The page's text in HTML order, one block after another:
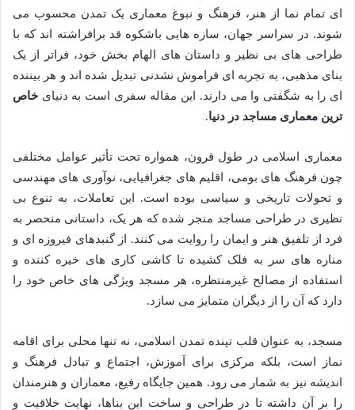
ای تمام نما از هنر، فرهنگ و نبوغ معماری یک تمدن محسوب می
شوند. در سراسر جهان، سازه هایی باشکوه قد برافراشته اند که با
طراحی های بی نظیر و داستان های الهام بخش خود، فراتر از یک
بنای مذهبی، به تجربه ای فراموش نشدنی تبدیل شده اند و هر بیننده
ای را به شگفتی وا می دارند. این مقاله سفری است به دنیای خاص
ترین معماری مساجد در دنیا.
معماری اسلامی در طول قرون، همواره تحت تأثیر عوامل مختلفی
چون فرهنگ های بومی، اقلیم های جغرافیایی، نوآوری های مهندسی
و تحولات تاریخی و سیاسی بوده است. این تعاملات، به تنوع بی
نظیری در طراحی مساجد منجر شده که هر یک، داستانی منحصر به
فرد از تلفیق هنر و ایمان را روایت می کنند. از گنبدهای فیروزه ای و
مناره های سر به فلک کشیده تا کاشی کاری های خیره کننده و
استفاده از مصالح غیرمنتظره، هر مسجد ویژگی های خاص خود را
دارد که آن را از دیگران متمایز می سازد.
مسجد، به عنوان قلب تپنده تمدن اسلامی، نه تنها محلی برای اقامه
نماز است، بلکه مرکزی برای آموزش، اجتماع و تبادل فرهنگ و
اندیشه نیز به شمار می رود. همین جایگاه رفیع، معماران و هنرمندان
را بر آن داشته تا در طراحی و ساخت این بناها، نهایت خلاقیت و